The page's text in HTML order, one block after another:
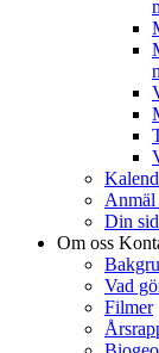
Anmäl
Din
Om oss
Vad
Filmer